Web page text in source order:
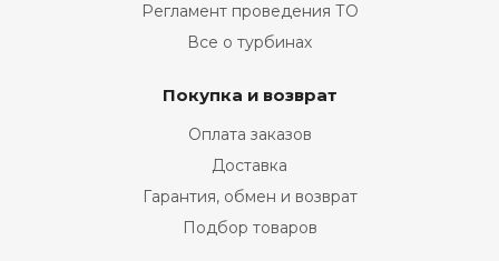
Регламент проведения ТО
Все о турбинах
Покупка и возврат
Оплата заказов
Доставка
Гарантия, обмен и возврат
Подбор товаров